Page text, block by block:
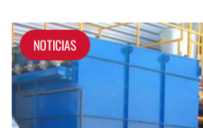
NOTICIAS